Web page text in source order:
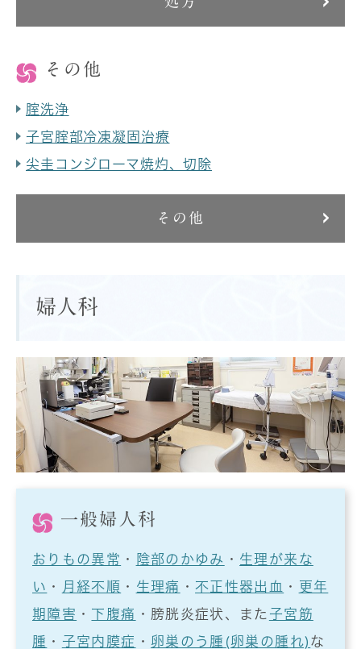
その他
腟洗浄
子宮腟部冷凍凝固治療
尖圭コンジローマ焼灼、切除
その他
婦人科
一般婦人科
おりもの異常 ・ 陰部のかゆみ ・ 生理が来な
い ・ 月経不順 ・ 生理痛 ・ 不正性器出血 ・
更年
期障害 ・ 下腹痛 ・膀胱炎症状、また 子宮筋
腫 ・ 子宮内膜症 ・ 卵巣のう腫(卵巣の腫れ) な